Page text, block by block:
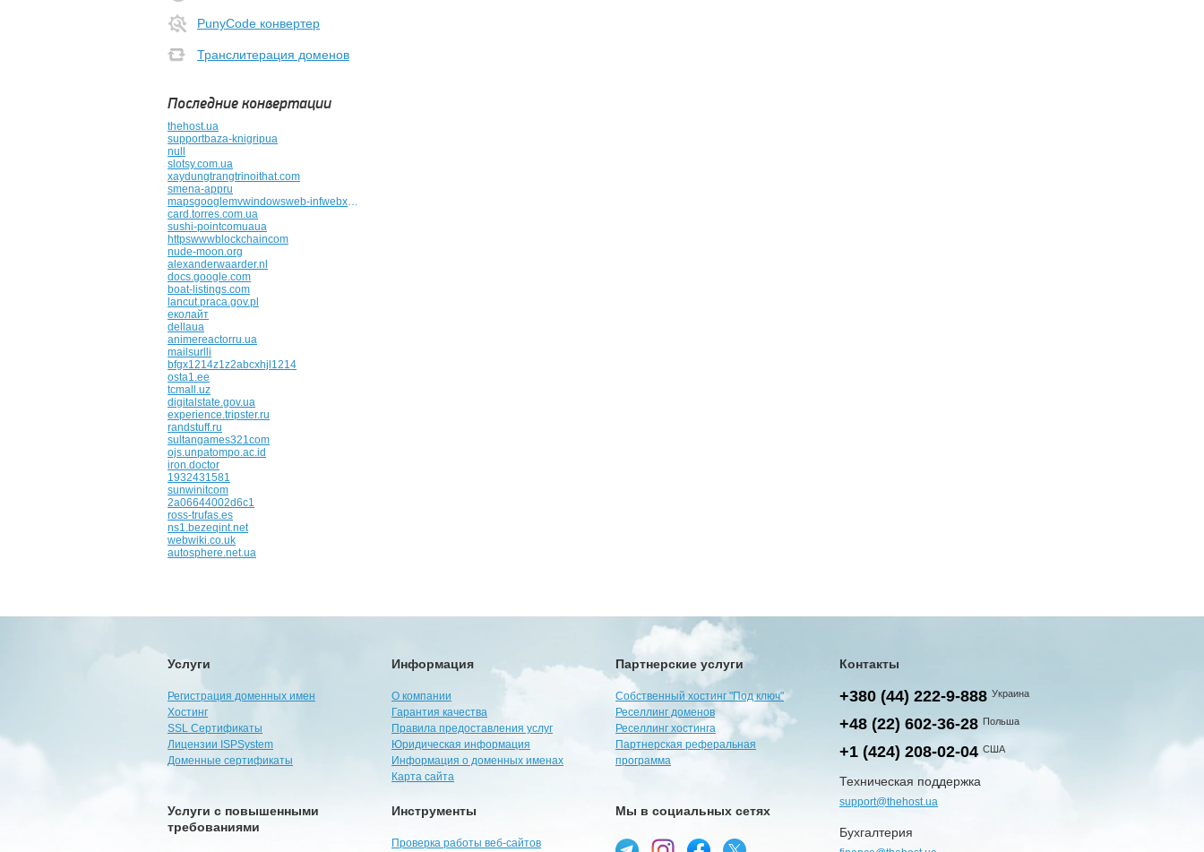
PunyCode конвертер
Транслитерация доменов
Последние конвертации
thehost.ua
supportbaza-knigripua
null
slotsy.com.ua
xaydungtrangtrinoithat.com
smena-appru
mapsgooglemvwindowsweb-infwebxmletcshellsbxssmebkqpnxdqfittxtfileetc
card.torres.com.ua
sushi-pointcomuaua
httpswwwblockchaincom
nude-moon.org
alexanderwaarder.nl
docs.google.com
boat-listings.com
lancut.praca.gov.pl
еколайт
dellaua
animereactorru.ua
mailsurlli
bfgx1214z1z2abcxhjl1214
osta1.ee
tcmall.uz
digitalstate.gov.ua
experience.tripster.ru
randstuff.ru
sultangames321com
ojs.unpatompo.ac.id
iron.doctor
1932431581
sunwinitcom
2a06644002d6c1
ross-trufas.es
ns1.bezeqint.net
webwiki.co.uk
autosphere.net.ua
Услуги
Регистрация доменных имен
Хостинг
SSL Сертификаты
Лицензии ISPSystem
Доменные сертификаты
Информация
О компании
Гарантия качества
Правила предоставления услуг
Юридическая информация
Информация о доменных именах
Карта сайта
Партнерские услуги
Собственный хостинг "Под ключ"
Реселлинг доменов
Реселлинг хостинга
Партнерская реферальная
программа
Услуги с повышенными
требованиями
Инструменты
Проверка работы веб-сайтов
Мы в социальных сетях
Контакты
+380 (44) 222-9-888 Украина
+48 (22) 602-36-28 Польша
+1 (424) 208-02-04 США
Техническая поддержка
support@thehost.ua
Бухгалтерия